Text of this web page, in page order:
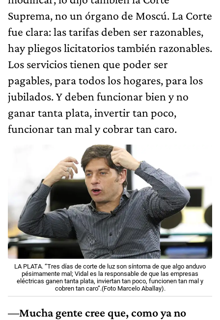
Suprema, no un órgano de Moscú. La Corte
fue clara: las tarifas deben ser razonables,
hay pliegos licitatorios también razonables.
Los servicios tienen que poder ser
pagables, para todos los hogares, para los
jubilados. Y deben funcionar bien y no
ganar tanta plata, invertir tan poco,
funcionar tan mal y cobrar tan caro.
LA PLATA. “Tres días de corte de luz son síntoma de que algo anduvo
pésimamente mal; Vidal es la responsable de que las empresas
eléctricas ganen tanta plata, inviertan tan poco, funcionen tan mal y
cobren tan caro”.(Foto Marcelo Aballay).
—Mucha gente cree que, como ya no